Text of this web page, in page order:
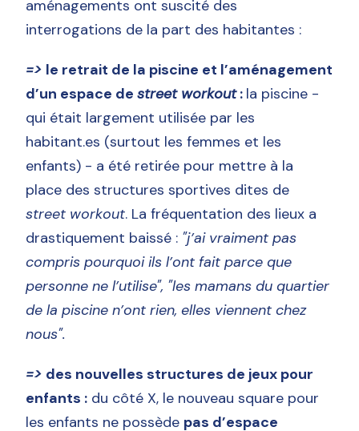
aménagements ont suscité des
interrogations de la part des habitantes :
=> le retrait de la piscine et l’aménagement
d’un espace destreet workout: la piscine -
qui était largement utilisée par les
habitant.es (surtout les femmes et les
enfants) - a été retirée pour mettre à la
place des structures sportives dites de
street workout. La fréquentation des lieux a
drastiquement baissé : "j’ai vraiment pas
compris pourquoi ils l’ont fait parce que
personne ne l’utilise", "les mamans du quartier
de la piscine n’ont rien, elles viennent chez
nous".
=> des nouvelles structures de jeux pour
enfants : du côté X, le nouveau square pour
les enfants ne possède pas d’espace